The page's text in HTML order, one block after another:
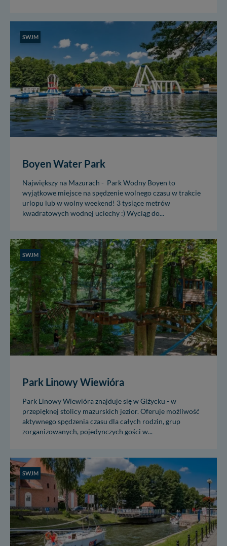
SWJM
Boyen Water Park
Największy na Mazurach - Park Wodny Boyen to
wyjątkowe miejsce na spędzenie wolnego czasu w trakcie
urlopu lub w wolny weekend! 3 tysiące metrów
kwadratowych wodnej uciechy :) Wyciąg do...
SWJM
Park Linowy Wiewióra
Park Linowy Wiewióra znajduje się w Giżycku - w
przepięknej stolicy mazurskich jezior. Oferuje możliwość
aktywnego spędzenia czasu dla całych rodzin, grup
zorganizowanych, pojedynczych gości w...
SWJM